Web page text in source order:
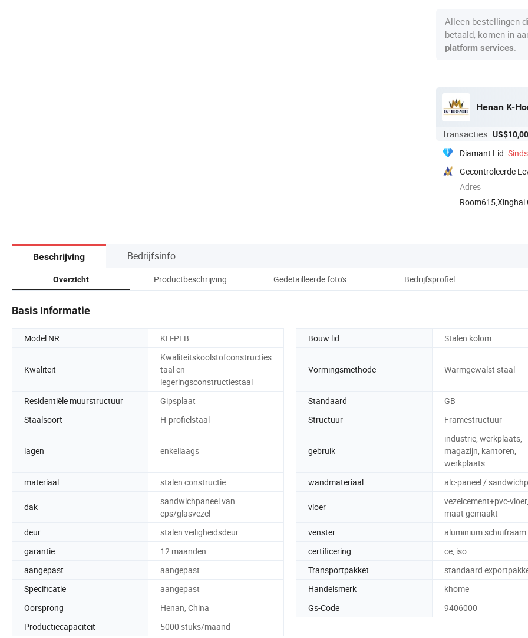
Alleen bestellingen
betaald, komen in
platform services
Henan K-
Transacties:
Diamant Lid
Gecontroleerde
Adres
Room615,Xinghai
Beschrijving Bedrijfsinfo
Overzicht Productbeschrijving Gedetailleerde foto's Bedrijfsprofiel
Basis Informatie
Model NR. KH-PEB Bouw lid Stalen kolom
Kwaliteit
Kwaliteitskoolstofconstructies
taal en
legeringsconstructiestaal
Vormingsmethode Warmgewalst staal
Residentiële muurstructuur Gipsplaat Standaard
GB
Staalsoort
H-profielstaal Structuur Framestructuur
lagen enkellaags gebruik
industrie, werkplaats,
magazijn, kantoren,
werkplaats
materiaal
stalen constructie wandmateriaal alc-paneel /
dak
sandwichpaneel van
eps/glasvezel
vloer
vezelcement+pvc-
maat gemaakt
deur
stalen veiligheidsdeur venster
aluminium schuifraam
garantie
12 maanden certificering
ce, iso
aangepast
aangepast Transportpakket
standaard
Specificatie
aangepast Handelsmerk
khome
Oorsprong
Henan, China Gs-Code
9406000
Productiecapaciteit
5000 stuks/maand